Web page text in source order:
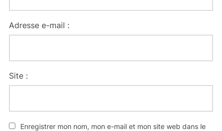
Adresse e-mail :
Site :
Enregistrer mon nom, mon e-mail et mon site web dans le